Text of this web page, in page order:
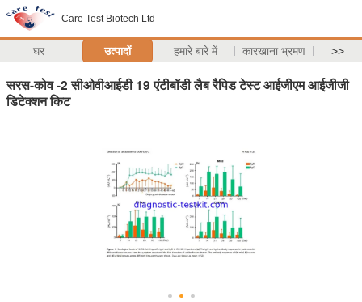
Care Test Biotech Ltd
घर उत्पादों हमारे बारे में कारखाना भ्रमण >>
सरस-कोव -2 सीओवीआईडी ​​19 एंटीबॉडी लैब रैपिड टेस्ट आईजीएम आईजीजी
डिटेक्शन किट